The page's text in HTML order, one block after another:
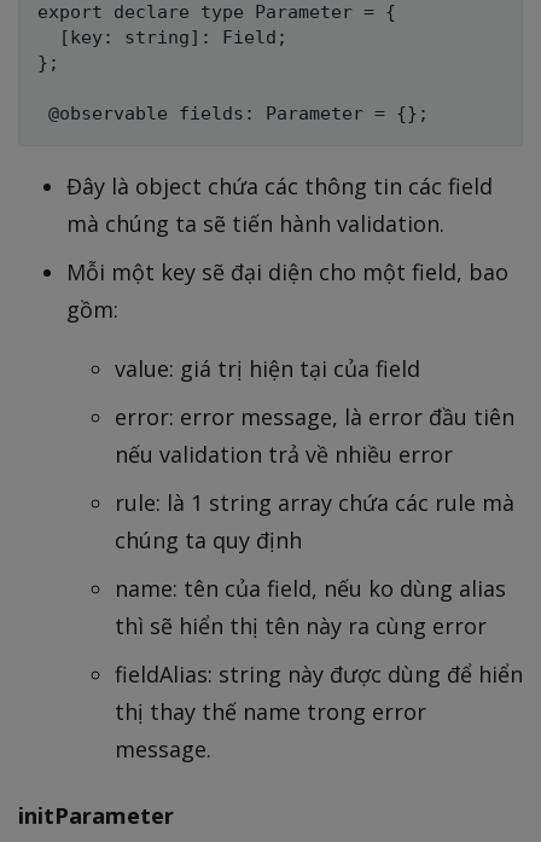
export declare type Parameter = {
  [key: string]: Field;
};
Đây là object chứa các thông tin các field
mà chúng ta sẽ tiến hành validation.
Mỗi một key sẽ đại diện cho một field, bao
gồm:
value: giá trị hiện tại của field
error: error message, là error đầu tiên
nếu validation trả về nhiều error
rule: là 1 string array chứa các rule mà
chúng ta quy định
name: tên của field, nếu ko dùng alias
thì sẽ hiển thị tên này ra cùng error
fieldAlias: string này được dùng để hiển
thị thay thế name trong error
message.
initParameter